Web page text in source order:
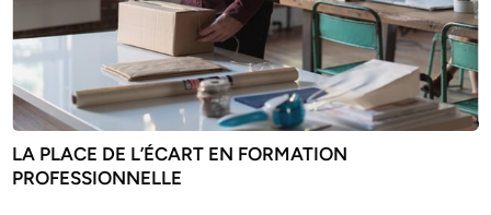
LA PLACE DE L’ÉCART EN FORMATION
PROFESSIONNELLE